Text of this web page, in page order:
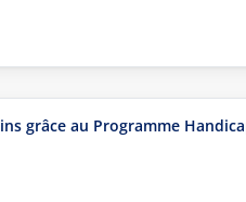
grâce au Programme